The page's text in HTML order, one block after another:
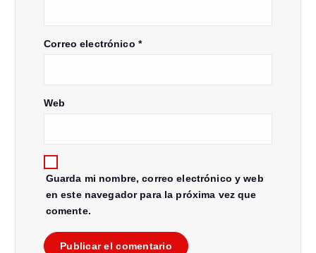
Correo electrónico *
Web
Guarda mi nombre, correo electrónico y web
en este navegador para la próxima vez que
comente.